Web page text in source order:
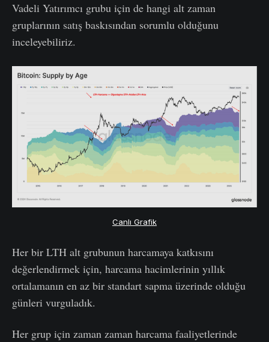
Vadeli Yatırımcı grubu için de hangi alt zaman
gruplarının satış baskısından sorumlu olduğunu
inceleyebiliriz.
Canlı Grafik
Her bir LTH alt grubunun harcamaya katkısını
değerlendirmek için, harcama hacimlerinin yıllık
ortalamanın en az bir standart sapma üzerinde olduğu
günleri vurguladık.
Her grup için zaman zaman harcama faaliyetlerinde